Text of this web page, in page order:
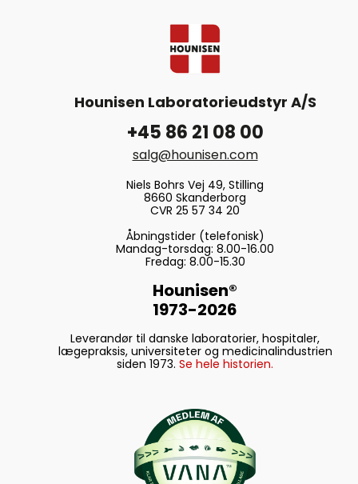
Hounisen Laboratorieudstyr A/S
+45 86 21 08 00
salg@hounisen.com
Niels Bohrs Vej 49, Stilling
8660 Skanderborg
CVR 25 57 34 20
Åbningstider (telefonisk)
Mandag-torsdag: 8.00-16.00
Fredag: 8.00-15.30
Hounisen®
1973-2026
Leverandør til danske laboratorier, hospitaler,
lægepraksis, universiteter og medicinalindustrien
siden 1973. Se hele historien.